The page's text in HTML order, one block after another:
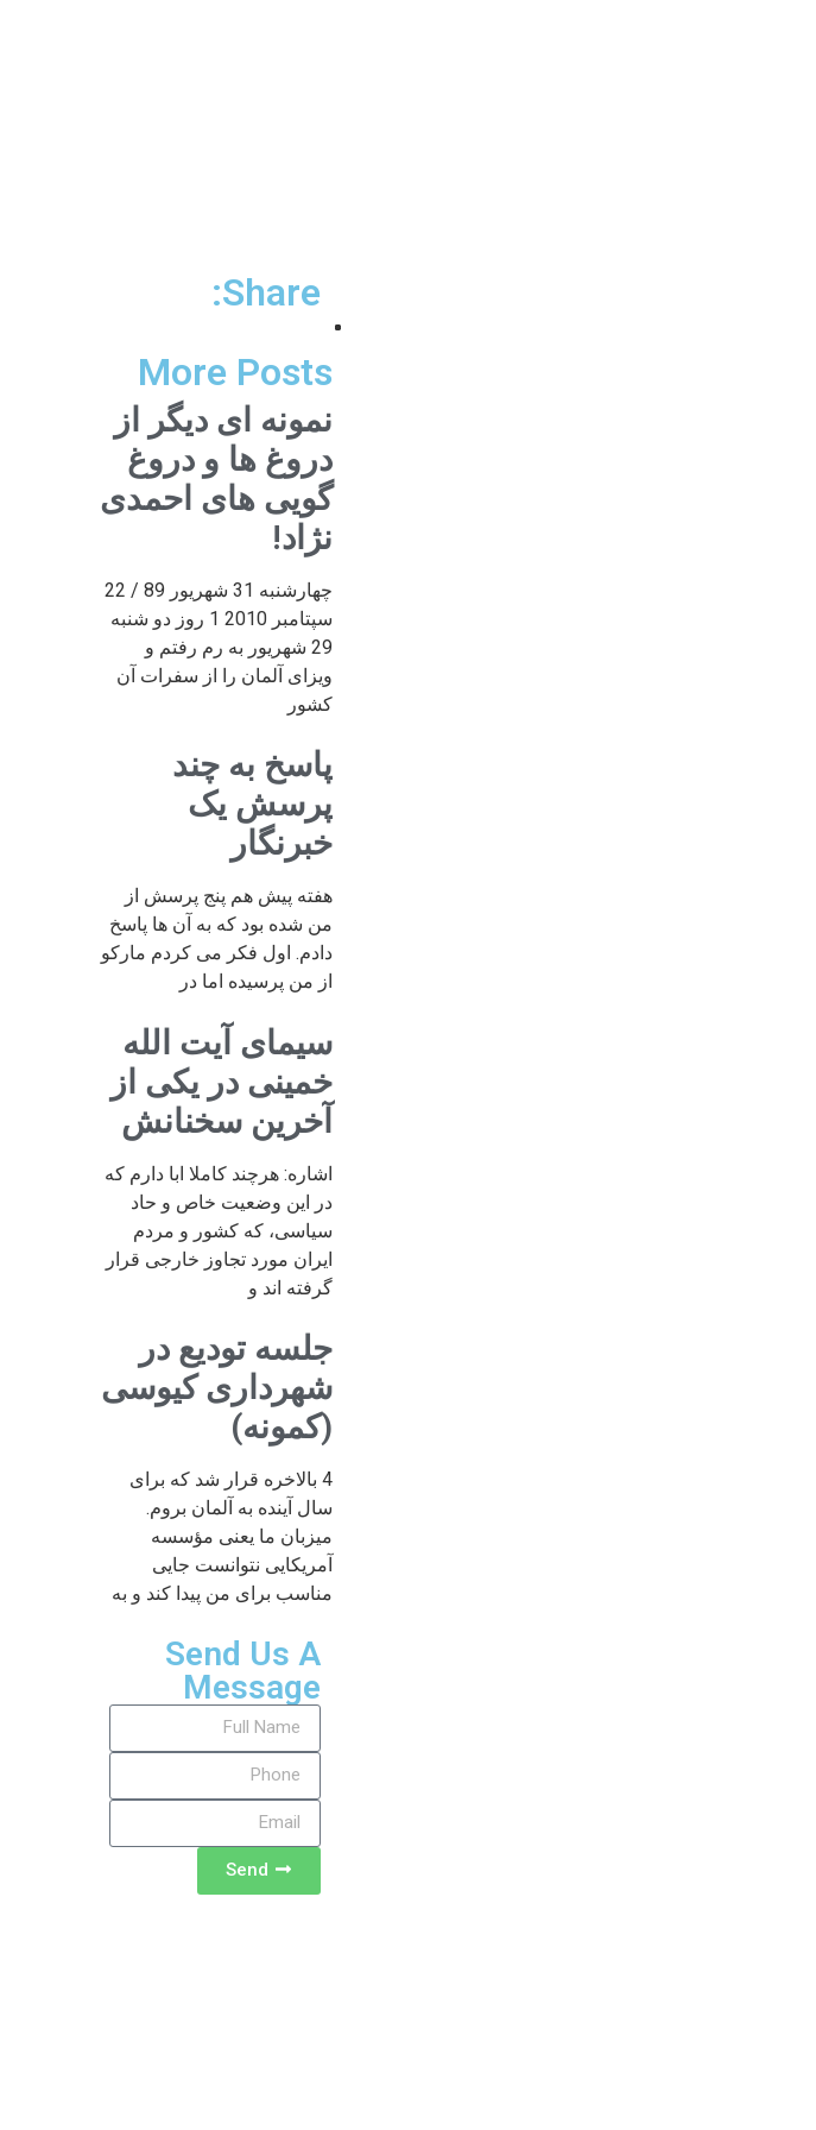
Share:
More Posts
نمونه ای دیگر از
دروغ ها و دروغ
گویی های احمدی
نژاد!
چهارشنبه 31 شهریور 89 / 22
سپتامبر 2010 1 روز دو شنبه
29 شهریور به رم رفتم و
ویزای آلمان را از سفرات آن
کشور
پاسخ به چند
پرسش یک
خبرنگار
هفته پیش هم پنج پرسش از
من شده بود که به آن ها پاسخ
دادم. اول فکر می کردم مارکو
از من پرسیده اما در
سیمای آیت الله
خمینی در یکی از
آخرین سخنانش
اشاره: هرچند کاملا ابا دارم که
در این وضعیت خاص و حاد
سیاسی، که کشور و مردم
ایران مورد تجاوز خارجی قرار
گرفته اند و
جلسه تودیع در
شهرداری کیوسی
(کمونه)
4 بالاخره قرار شد که برای
سال آینده به آلمان بروم.
میزبان ما یعنی مؤسسه
آمریکایی نتوانست جایی
مناسب برای من پیدا کند و به
Send Us A
Message
Send